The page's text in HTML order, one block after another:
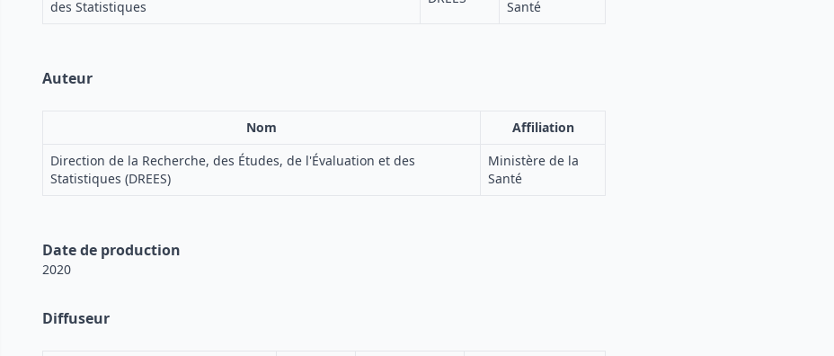
des Statistiques
Santé
Auteur
Nom
Affiliation
Direction de la Recherche, des Études, de l'Évaluation et des
Statistiques (DREES)
Ministère de la
Santé
Date de production
2020
Diffuseur